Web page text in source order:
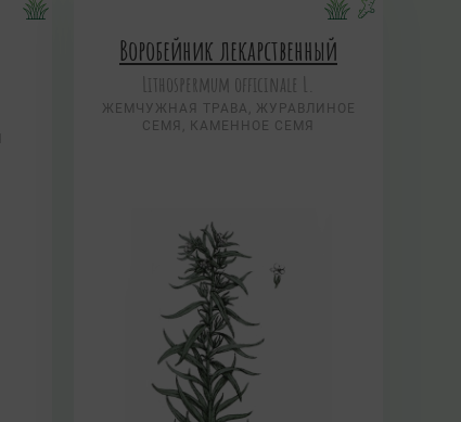
Воробейник лекарственный
Lithospermum officinale L.
ЖЕМЧУЖНАЯ ТРАВА, ЖУРАВЛИНОЕ
СЕМЯ, КАМЕННОЕ СЕМЯ